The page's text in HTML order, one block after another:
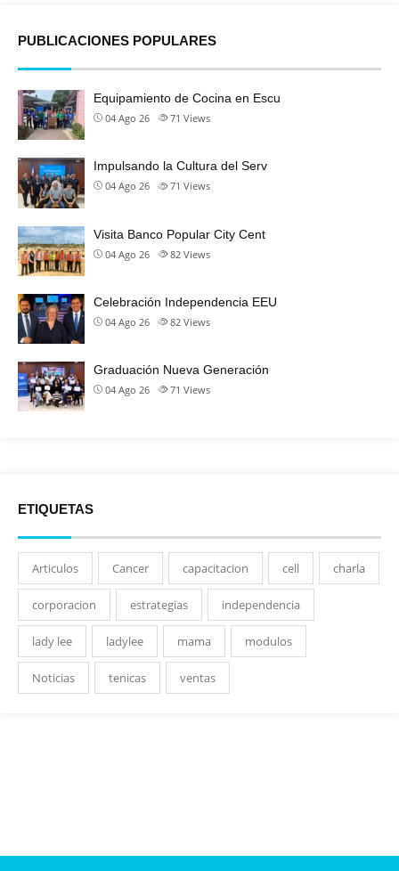
PUBLICACIONES POPULARES
Equipamiento de Cocina en Escu
04 Ago 26 71 Views
Impulsando la Cultura del Serv
04 Ago 26 71 Views
Visita Banco Popular City Cent
04 Ago 26 82 Views
Celebración Independencia EEU
04 Ago 26 82 Views
Graduación Nueva Generación
04 Ago 26 71 Views
ETIQUETAS
Articulos Cancer capacitacion cell charla
corporacion estrategias independencia
lady lee ladylee mama modulos
Noticias tenicas ventas